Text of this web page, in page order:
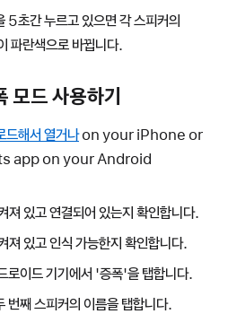
5초간 누르고 있으면 각 스피커의
파란색으로 바뀝니다.
드 사용하기
해서 열거나on your iPhone or
app on your Android
있고 연결되어 있는지 확인합니다.
있고 인식 가능한지 확인합니다.
이드 기기에서 '증폭'을 탭합니다.
번째 스피커의 이름을 탭합니다.